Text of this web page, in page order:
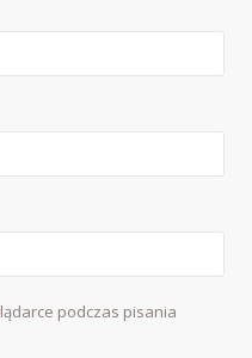
podczas pisania